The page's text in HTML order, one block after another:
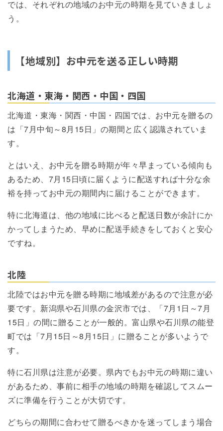
では、それぞれの地域のお中元の時期を見ていきましょ
う。
【地域別】お中元を送る正しい時期
北海道・東海・関西・中国・四国
北海道・東海・関西・中国・四国では、お中元を贈るの
は「7月中旬～8月15日」の期間と広く認識されていま
す。
とはいえ、お中元を贈る時期が年々早まっている傾向も
あるため、7月15日頃に届くように配送すれば十分な余
裕を持ってお中元の期間内に届けることができます。
特に北海道は、他の地域に比べると配送日数が余計にか
かってしまうため、早めに配送手続きをしておくと安心
ですね。
北陸
北陸ではお中元を贈る時期に地域差があるので注意が必
要です。新潟県や石川県の金沢市では、「7月1日～7月
15日」の間に贈ることが一般的。富山県や石川県の能登
町では「7月15日～8月15日」に贈ることが多いようで
す。
特に石川県は注意が必要。県内でもお中元の時期に違い
があるため、事前に相手の地域の時期を確認してスムー
ズに準備を行うことが大切です。
どちらの期間に合わせて贈るべきかを迷ってしまう場合